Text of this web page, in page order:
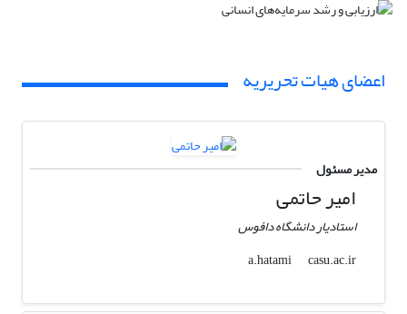
اعضای هیات تحریریه
مدیر مسئول
امیر حاتمی
استادیار دانشگاه دافوس
a.hatami
casu.ac.ir